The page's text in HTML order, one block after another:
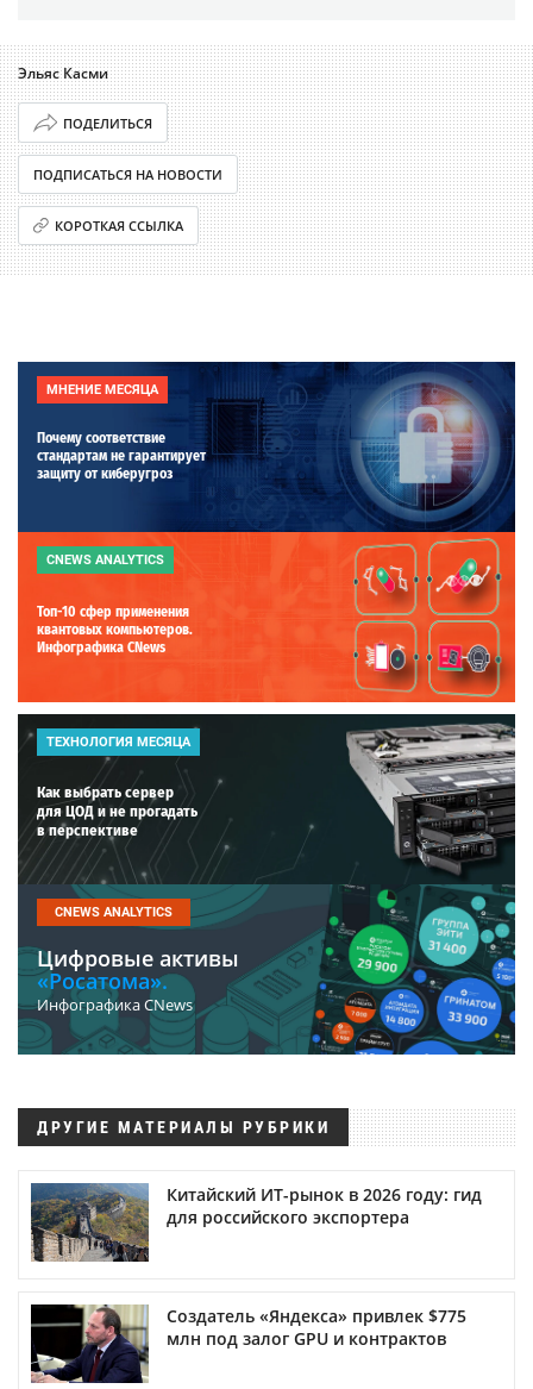
Эльяс Касми
ПОДЕЛИТЬСЯ
ПОДПИСАТЬСЯ НА НОВОСТИ
КОРОТКАЯ ССЫЛКА
МНЕНИЕ МЕСЯЦА
Почему соответствие
стандартам не гарантирует
защиту от киберугроз
CNEWS ANALYTICS
Топ-10 сфер применения
квантовых компьютеров.
Инфографика CNews
ТЕХНОЛОГИЯ МЕСЯЦА
Как выбрать сервер
для ЦОД и не прогадать
в перспективе
CNEWS ANALYTICS
Цифровые активы
«Росатома».
Инфографика CNews
ДРУГИЕ МАТЕРИАЛЫ РУБРИКИ
Китайский ИТ-рынок в 2026 году: гид
для российского экспортера
Создатель «Яндекса» привлек $775
млн под залог GPU и контрактов